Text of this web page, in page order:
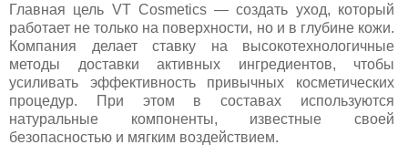
Главная цель VT Cosmetics — создать уход, который
работает не только на поверхности, но и в глубине кожи.
Компания делает ставку на высокотехнологичные
методы доставки активных ингредиентов, чтобы
усиливать эффективность привычных косметических
процедур. При этом в составах используются
натуральные компоненты, известные своей
безопасностью и мягким воздействием.